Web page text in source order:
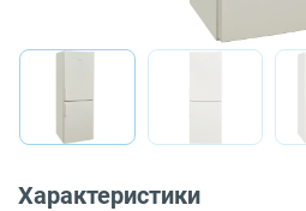
Характеристики